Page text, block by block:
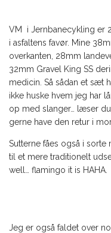
VM i Jernbanecykling er
i asfaltens favør. Mine
overkanten, 28mm
32mm Gravel King SS
medicin. Så sådan et sæt
ikke huske hvem jeg har
op med slanger… læser
gerne have den retur i
Sutterne fåes også i
til et mere traditionelt
well… flamingo it is HAHA.
Jeg er også faldet over